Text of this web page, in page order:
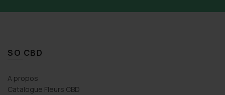
SO CBD
A propos
Catalogue Fleurs CBD